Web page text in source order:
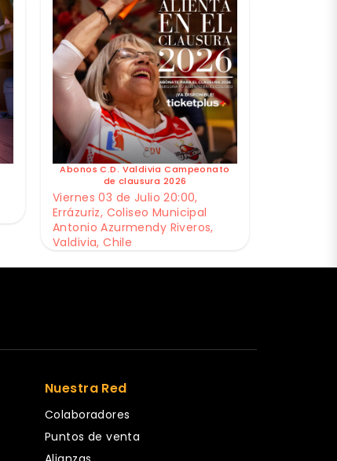
Abonos C.D. Valdivia Campeonato
de clausura 2026
Viernes 03 de Julio 20:00,
Errázuriz, Coliseo Municipal
Antonio Azurmendy Riveros,
Valdivia, Chile
Nuestra Red
Colaboradores
Puntos de venta